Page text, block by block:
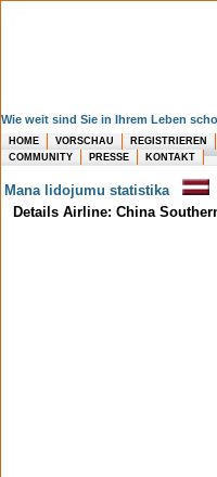
Wie weit sind Sie in Ihrem Leben
HOME VORSCHAU REGISTRIEREN
COMMUNITY
PRESSE KONTAKT
Mana lidojumu statistika
Details Airline: China